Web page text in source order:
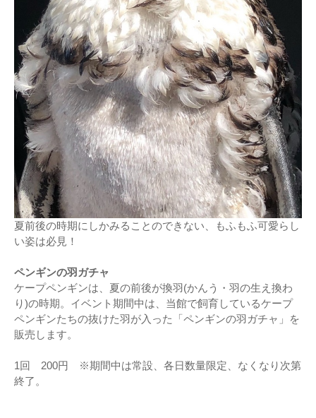
夏前後の時期にしかみることのできない、もふもふ可愛らし
い姿は必見！
ペンギンの羽ガチャ
ケープペンギンは、夏の前後が換羽(かんう・羽の生え換わ
り)の時期。イベント期間中は、当館で飼育しているケープ
ペンギンたちの抜けた羽が入った「ペンギンの羽ガチャ」を
販売します。
1回 200円 ※期間中は常設、各日数量限定、なくなり次第
終了。